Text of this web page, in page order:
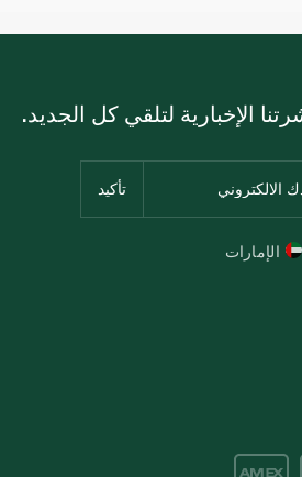
الإخبارية لتلقي كل الجديد.
الإمارات